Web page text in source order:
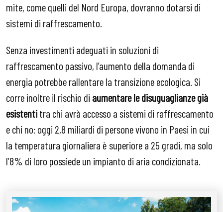
mite, come quelli del Nord Europa, dovranno dotarsi di
sistemi di raffrescamento.
Senza investimenti adeguati in soluzioni di
raffrescamento passivo, l’aumento della domanda di
energia potrebbe rallentare la transizione ecologica. Si
corre inoltre il rischio di aumentare le disuguaglianze già
esistentitra chi avrà accesso a sistemi di raffrescamento
e chi no: oggi 2,8 miliardi di persone vivono in Paesi in cui
la temperatura giornaliera è superiore a 25 gradi, ma solo
l’8% di loro possiede un impianto di aria condizionata.